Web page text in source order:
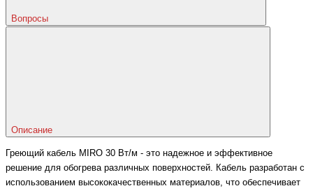
Вопросы
Описание
Греющий кабель MIRO 30 Вт/м - это надежное и эффективное
решение для обогрева различных поверхностей. Кабель разработан с
использованием высококачественных материалов, что обеспечивает